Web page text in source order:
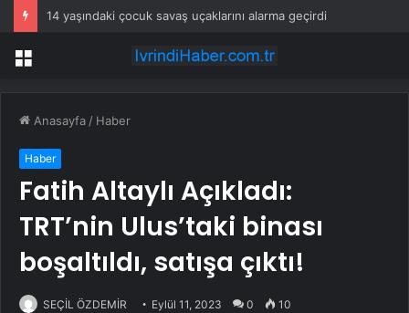
14 yaşındaki çocuk savaş uçaklarını alarma geçirdi
Menü
Anasayfa / Haber
Haber
Fatih Altaylı Açıkladı:
TRT’nin Ulus’taki binası
boşaltıldı, satışa çıktı!
SEÇİL ÖZDEMİR Eylül 11, 2023 0 10